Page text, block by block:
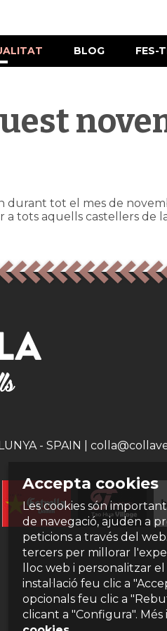
BLOG FES-
durant tot el mes de
a tots aquells castellers
Accepta cookies
Les cookies són
de navegació, ajuden a
peticions a través del
tercers per millorar
lloc web i personalitzar
instal·lació feu clic a
opcionals feu clic a
clicant a "Configura".
- SPAIN |